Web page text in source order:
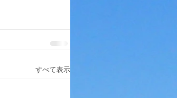
すべて表示